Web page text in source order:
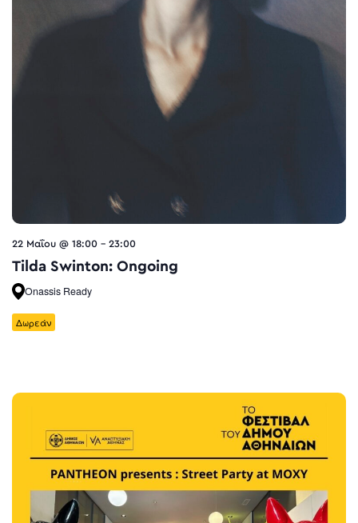
22 Μαΐου @ 18:00 - 23:00
Tilda Swinton: Ongoing
Onassis Ready
Δωρεάν